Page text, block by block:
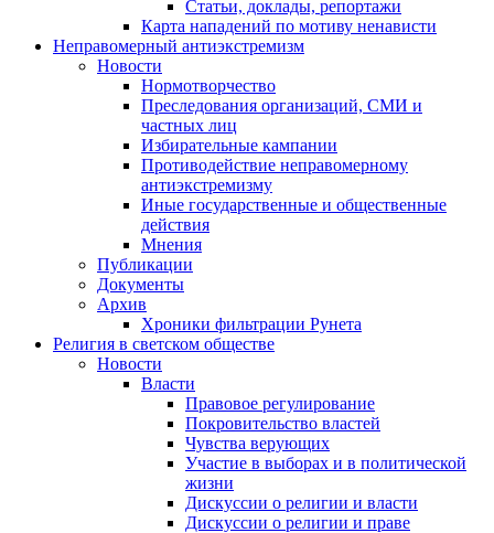
Статьи, доклады, репортажи
Карта нападений по мотиву ненависти
Неправомерный антиэкстремизм
Новости
Нормотворчество
Преследования организаций, СМИ и
частных лиц
Избирательные кампании
Противодействие неправомерному
антиэкстремизму
Иные государственные и общественные
действия
Мнения
Публикации
Документы
Архив
Хроники фильтрации Рунета
Религия в светском обществе
Новости
Власти
Правовое регулирование
Покровительство властей
Чувства верующих
Участие в выборах и в политической
жизни
Дискуссии о религии и власти
Дискуссии о религии и праве